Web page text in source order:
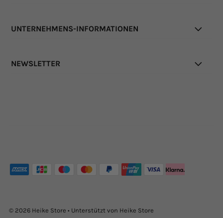
UNTERNEHMENS-INFORMATIONEN
NEWSLETTER
© 2026 Heike Store • Unterstützt von Heike Store